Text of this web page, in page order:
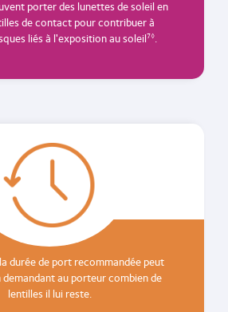
porter des lunettes de soleil en
de contact pour contribuer à
liés à l'exposition au soleil7◊.
durée de port recommandée peut
au porteur combien de
lentilles il lui reste.